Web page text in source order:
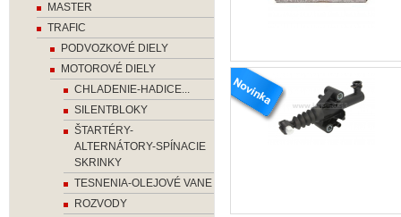
MASTER
TRAFIC
PODVOZKOVÉ DIELY
MOTOROVÉ DIELY
CHLADENIE-HADICE...
SILENTBLOKY
ŠTARTÉRY-
ALTERNÁTORY-SPÍNACIE
SKRINKY
TESNENIA-OLEJOVÉ VANE
ROZVODY